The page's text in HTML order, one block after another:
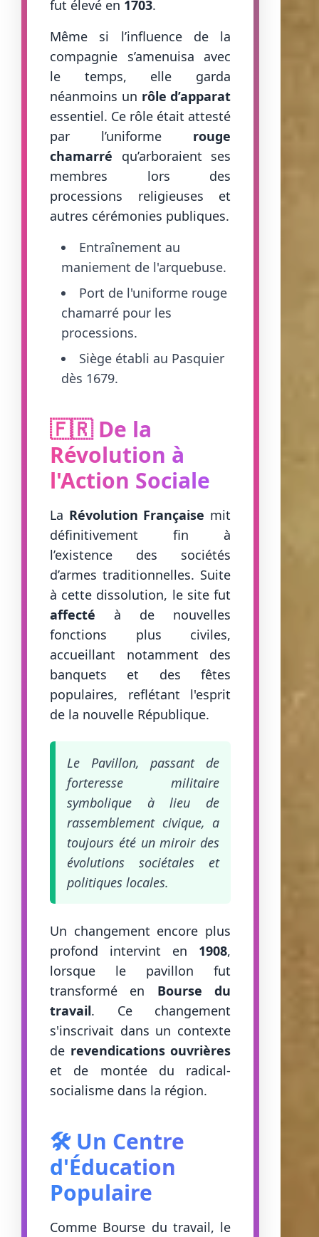
fut élevé en 1703.
Même si l’influence de la
compagnie s’amenuisa avec
le temps, elle garda
néanmoins un rôle d’apparat
essentiel. Ce rôle était attesté
par l’uniforme rouge
chamarré qu’arboraient ses
membres lors des
processions religieuses et
autres cérémonies publiques.
Entraînement au
maniement de l'arquebuse.
Port de l'uniforme rouge
chamarré pour les
processions.
Siège établi au Pasquier
dès 1679.
🇫🇷 De la
Révolution à
l'Action Sociale
La Révolution Française mit
définitivement fin à
l’existence des sociétés
d’armes traditionnelles. Suite
à cette dissolution, le site fut
affecté à de nouvelles
fonctions plus civiles,
accueillant notamment des
banquets et des fêtes
populaires, reflétant l'esprit
de la nouvelle République.
Le Pavillon, passant de
forteresse militaire
symbolique à lieu de
rassemblement civique, a
toujours été un miroir des
évolutions sociétales et
politiques locales.
Un changement encore plus
profond intervint en 1908,
lorsque le pavillon fut
transformé en Bourse du
travail. Ce changement
s'inscrivait dans un contexte
de revendications ouvrières
et de montée du radical-
socialisme dans la région.
🛠️ Un Centre
d'Éducation
Populaire
Comme Bourse du travail, le